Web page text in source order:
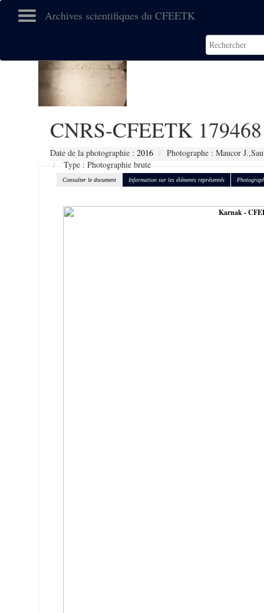
Archives scientifiques du CFEETK
CNRS-CFEETK 179468
Date de la photographie : 2016
Photographe : Maucor
Type : Photographie brute
Consulter le document Information sur les éléments représentés